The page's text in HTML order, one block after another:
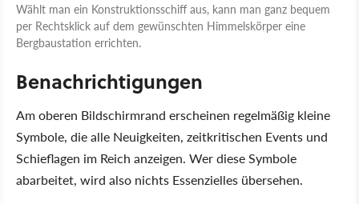
Wählt man ein Konstruktionsschiff aus, kann man ganz bequem
per Rechtsklick auf dem gewünschten Himmelskörper eine
Bergbaustation errichten.
Benachrichtigungen
Am oberen Bildschirmrand erscheinen regelmäßig kleine
Symbole, die alle Neuigkeiten, zeitkritischen Events und
Schieflagen im Reich anzeigen. Wer diese Symbole
abarbeitet, wird also nichts Essenzielles übersehen.